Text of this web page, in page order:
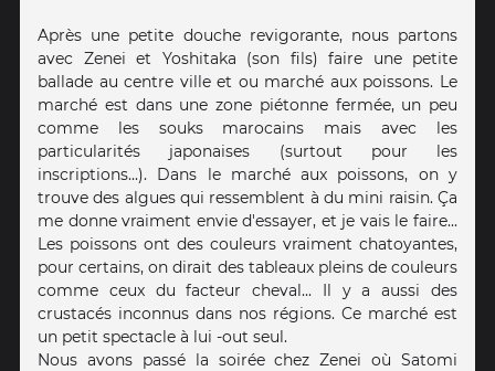
Après une petite douche revigorante, nous partons
avec Zenei et Yoshitaka (son fils) faire une petite
ballade au centre ville et ou marché aux poissons. Le
marché est dans une zone piétonne fermée, un peu
comme les souks marocains mais avec les
particularités japonaises (surtout pour les
inscriptions...). Dans le marché aux poissons, on y
trouve des algues qui ressemblent à du mini raisin. Ça
me donne vraiment envie d'essayer, et je vais le faire...
Les poissons ont des couleurs vraiment chatoyantes,
pour certains, on dirait des tableaux pleins de couleurs
comme ceux du facteur cheval... Il y a aussi des
crustacés inconnus dans nos régions. Ce marché est
un petit spectacle à lui -out seul.
Nous avons passé la soirée chez Zenei où Satomi